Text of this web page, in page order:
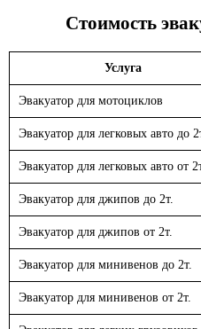
Стоимость
Услуга
Эвакуатор для мотоциклов
Эвакуатор для легковых авто до
Эвакуатор для легковых авто от
Эвакуатор для джипов до 2т.
Эвакуатор для джипов от 2т.
Эвакуатор для минивенов до 2т.
Эвакуатор для минивенов от 2т.